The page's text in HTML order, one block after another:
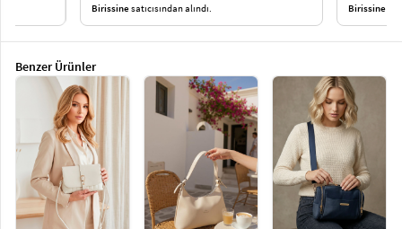
Birissinesatıcısından alındı. Birissine
Benzer Ürünler